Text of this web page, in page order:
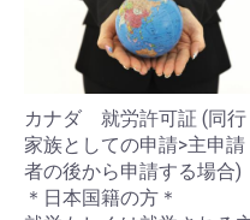
カナダ 就労許可証 (同行
家族としての申請>主申請
者の後から申請する場合)
＊日本国籍の方＊